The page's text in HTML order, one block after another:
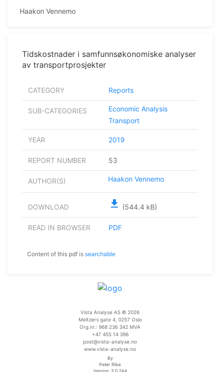
Haakon Vennemo
Tidskostnader i samfunnsøkonomiske analyser
av transportprosjekter
CATEGORY Reports
SUB-CATEGORIES
Economic Analysis
Transport
YEAR 2019
REPORT NUMBER 53
AUTHOR(S) Haakon Vennemo
DOWNLOAD file_download (544.4 kB)
READ IN BROWSER PDF
Content of this pdf is searchable
Vista Analyse AS © 2026
Meltzers gate 4, 0257 Oslo
Org.nr.: 968 236 342 MVA
+47 455 14 396
post@vista-analyse.no
www.vista-analyse.no
By
Peter Ribe
Version: 3.0.244